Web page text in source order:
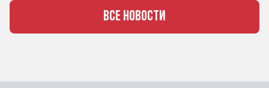
ВСЕ НОВОСТИ